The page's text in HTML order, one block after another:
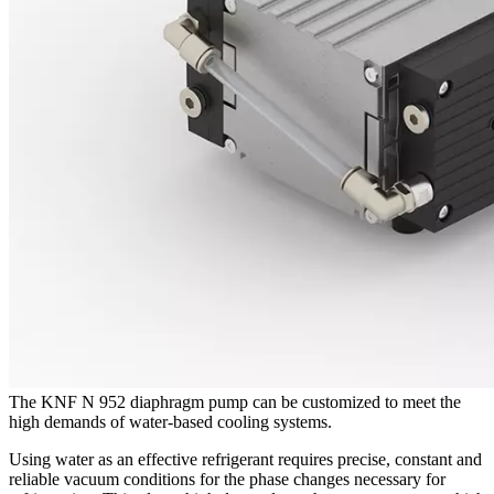
The KNF N 952 diaphragm pump can be customized to meet the
high demands of water-based cooling systems.
Using water as an effective refrigerant requires precise, constant and
reliable vacuum conditions for the phase changes necessary for